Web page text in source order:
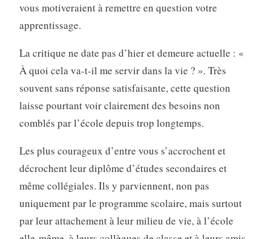
vous motiveraient à remettre en question votre
apprentissage.
La critique ne date pas d’hier et demeure actuelle : «
À quoi cela va-t-il me servir dans la vie ? ». Très
souvent sans réponse satisfaisante, cette question
laisse pourtant voir clairement des besoins non
comblés par l’école depuis trop longtemps.
Les plus courageux d’entre vous s’accrochent et
décrochent leur diplôme d’études secondaires et
même collégiales. Ils y parviennent, non pas
uniquement par le programme scolaire, mais surtout
par leur attachement à leur milieu de vie, à l’école